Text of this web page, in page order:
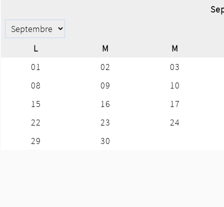
L M
M
01
02
03
08
09
10
15
16
17
22
23
24
29
30